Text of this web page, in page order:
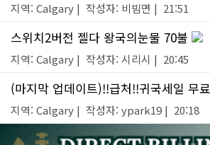
지역: Calgary | 작성자: 비빔면 | 21:51
스위치2버전 젤다 왕국의눈물 70불
지역: Calgary | 작성자: 시리시 | 20:45
(마지막 업데이트)!!급처!!귀국세일 무
지역: Calgary | 작성자: ypark19 | 20:18